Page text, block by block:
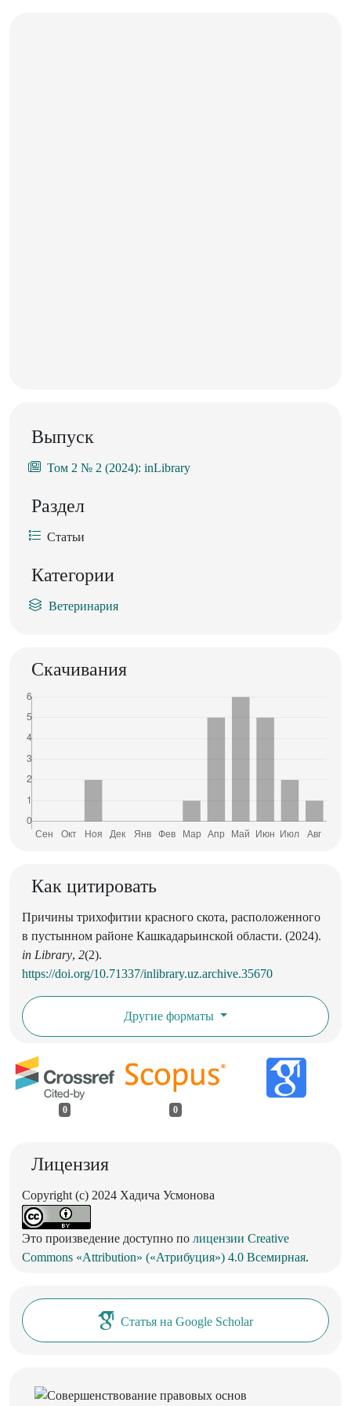
Выпуск
Том 2 № 2 (2024): inLibrary
Раздел
Статьи
Категории
Ветеринария
Скачивания
Как цитировать
Причины трихофитии красного скота, расположенного
в пустынном районе Кашкадарьинской области. (2024).
in Library, 2(2).
https://doi.org/10.71337/inlibrary.uz.archive.35670
Другие форматы
0 0
Лицензия
Copyright (c) 2024 Хадича Усмонова
Это произведение доступно по лицензии Creative
Commons «Attribution» («Атрибуция») 4.0 Всемирная.
Статья на Google Scholar